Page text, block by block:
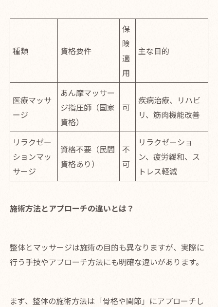
種類 資格要件
保
険
適
用
主な目的
医療マッサ
ージ
あん摩マッサー
ジ指圧師（国家
資格）
可
疾病治療、リハビ
リ、筋肉機能改善
リラクゼー
ションマッ
サージ
資格不要（民間
資格あり）
不
可
リラクゼーショ
ン、疲労緩和、ス
トレス軽減
施術方法とアプローチの違いとは？
整体とマッサージは施術の目的も異なりますが、実際に
行う手技やアプローチ方法にも明確な違いがあります。
まず、整体の施術方法は「骨格や関節」にアプローチし